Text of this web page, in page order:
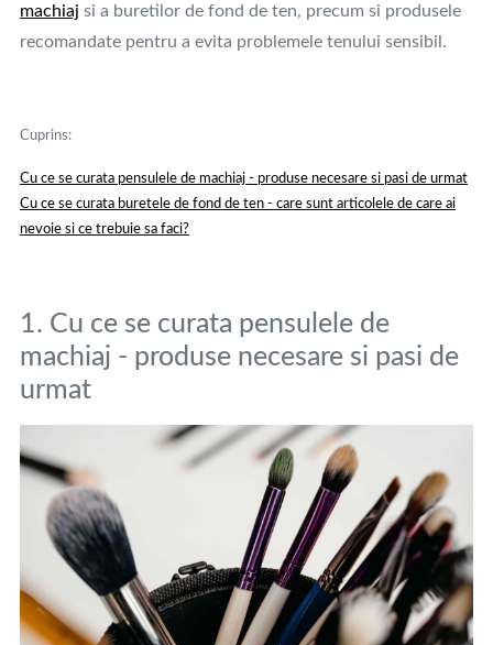
machiaj si a buretilor de fond de ten, precum si produsele
recomandate pentru a evita problemele tenului sensibil.
Cuprins:
Cu ce se curata pensulele de machiaj - produse necesare si pasi de urmat
Cu ce se curata buretele de fond de ten - care sunt articolele de care ai
nevoie si ce trebuie sa faci?
1. Cu ce se curata pensulele de
machiaj - produse necesare si pasi de
urmat